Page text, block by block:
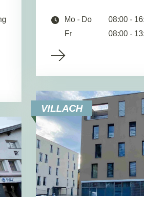
Mo - Do
08:00 -
Fr
08:00 -
VILLACH